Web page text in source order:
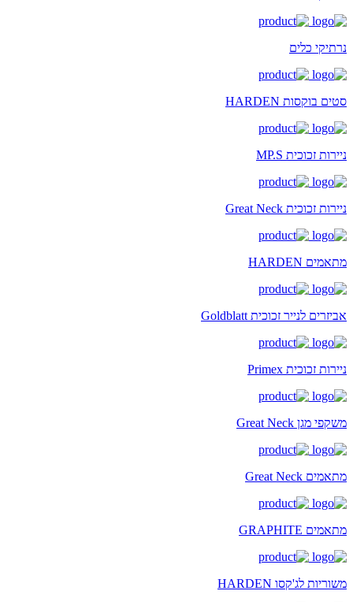
נרתיקי כלים
סטים בוקסות HARDEN
ניירות זכוכית MP.S
ניירות זכוכית Great Neck
מתאמים HARDEN
אביזרים לנייר זכוכית Goldblatt
ניירות זכוכית Primex
משקפי מגן Great Neck
מתאמים Great Neck
מתאמים GRAPHITE
משוריות לג'קסו HARDEN